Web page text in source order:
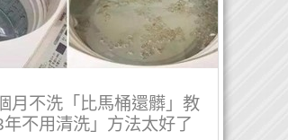
月不洗「比馬桶還髒」教
不用清洗」方法太好了